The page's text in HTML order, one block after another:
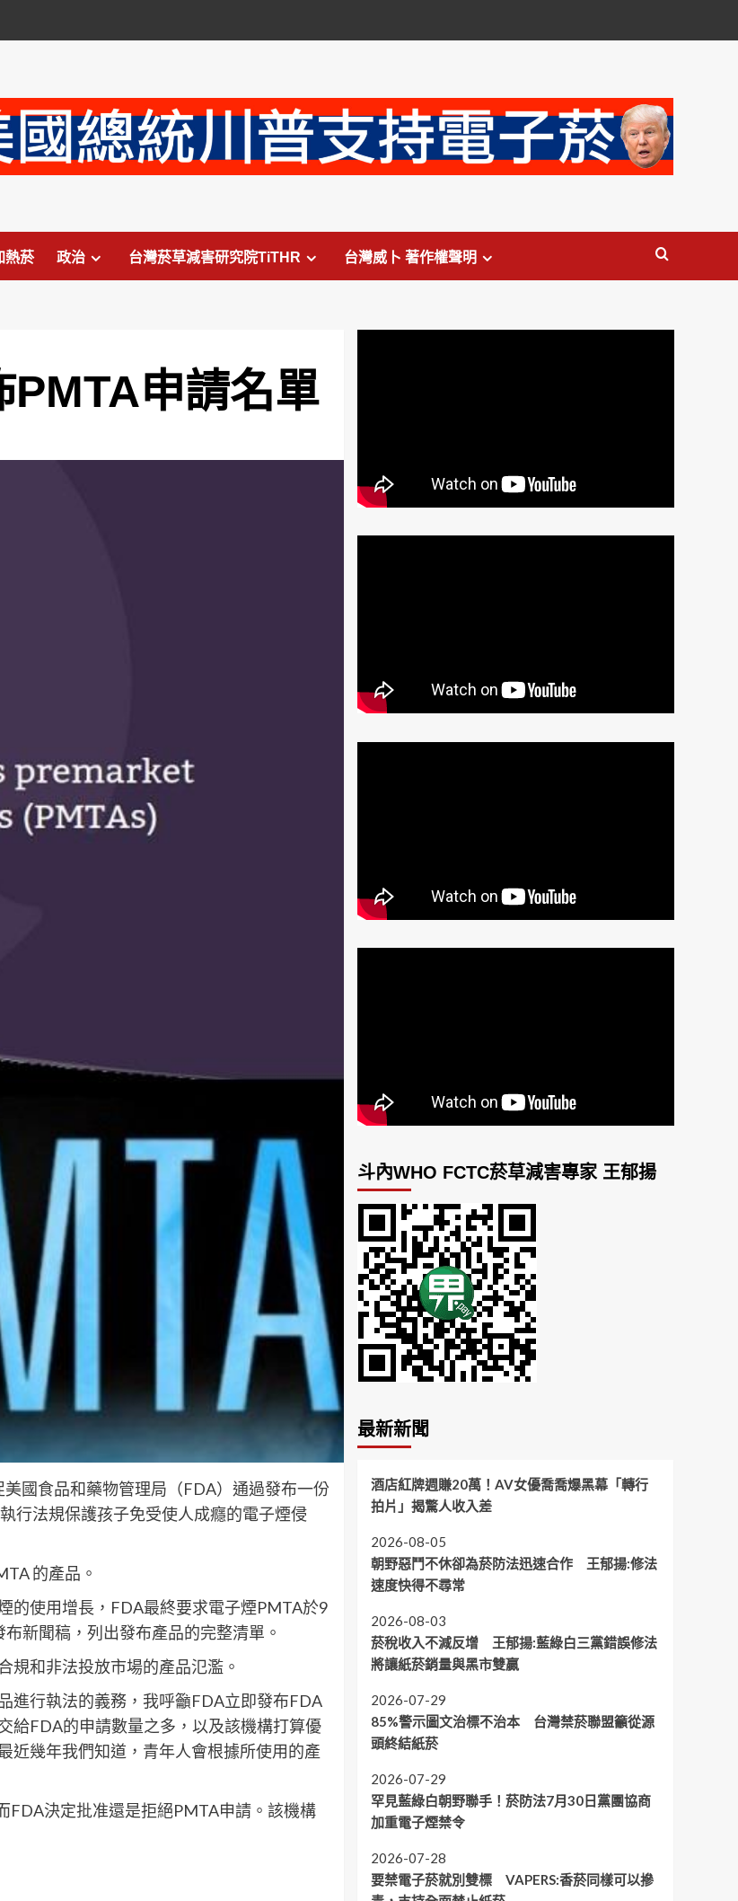
熱菸 政治 台灣菸草減害研究院TiTHR 台灣威卜 著作權聲明
申請名單
國食品和藥物管理局（FDA）通過發布一份
行法規保護孩子免受使人成癮的電子煙侵
的產品。
的使用增長，FDA最終要求電子煙PMTA於9
新聞稿，列出發布產品的完整清單。
規和非法投放市場的產品氾濫。
進行執法的義務，我呼籲FDA立即發布FDA
給FDA的申請數量之多，以及該機構打算優
近幾年我們知道，青年人會根據所使用的產
FDA決定批准還是拒絕PMTA申請。該機構
斗內WHO FCTC菸草減害專家 王郁揚
最新新聞
酒店紅牌週賺20萬！AV女優喬喬爆黑幕「轉行
拍片」揭驚人收入差
2026-08-05
朝野惡鬥不休卻為菸防法迅速合作 王郁揚:修法
速度快得不尋常
2026-08-03
菸稅收入不減反增 王郁揚:藍綠白三黨錯誤修法
將讓紙菸銷量與黑市雙贏
2026-07-29
85%警示圖文治標不治本 台灣禁菸聯盟籲從源
頭終結紙菸
2026-07-29
罕見藍綠白朝野聯手！菸防法7月30日黨團協商
加重電子煙禁令
2026-07-28
要禁電子菸就別雙標 VAPERS:香菸同樣可以摻